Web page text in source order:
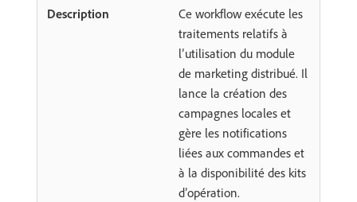
Ce workflow exécute les
traitements relatifs à
l’utilisation du module
de marketing distribué. Il
lance la création des
campagnes locales et
gère les notifications
liées aux commandes et
à la disponibilité des kits
d’opération.